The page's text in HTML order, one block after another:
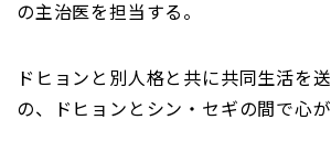
の主治医を担当する。
ドヒョンと別人格と共に共同生活を
の、ドヒョンとシン・セギの間で心が